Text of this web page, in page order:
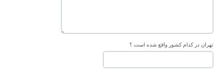
تهران در کدام کشور واقع شده است ؟